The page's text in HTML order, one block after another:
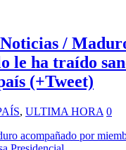
/
le ha traído
(+Tweet)
, ULTIMA HORA 0